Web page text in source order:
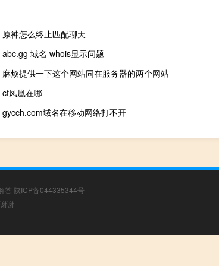
原神怎么终止匹配聊天
abc.gg 域名 whois显示问题
麻烦提供一下这个网站同在服务器的两个网站
cf凤凰在哪
gycch.com域名在移动网络打不开
答 陕ICP备044335344号
谢